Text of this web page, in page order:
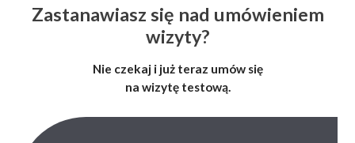
Zastanawiasz się nad umówieniem
wizyty?
Nie czekaj i już teraz umów się
na wizytę testową.